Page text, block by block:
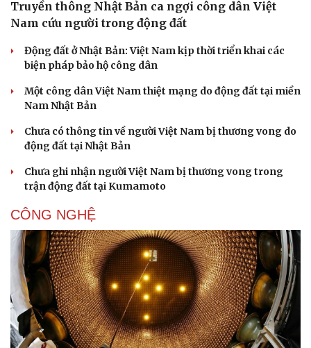
Truyền thông Nhật Bản ca ngợi công dân Việt
Nam cứu người trong động đất
Động đất ở Nhật Bản: Việt Nam kịp thời triển khai các
biện pháp bảo hộ công dân
Một công dân Việt Nam thiệt mạng do động đất tại miền
Nam Nhật Bản
Chưa có thông tin về người Việt Nam bị thương vong do
động đất tại Nhật Bản
Chưa ghi nhận người Việt Nam bị thương vong trong
trận động đất tại Kumamoto
CÔNG NGHỆ